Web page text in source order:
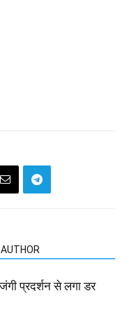
प्रदर्शन से लगा डर